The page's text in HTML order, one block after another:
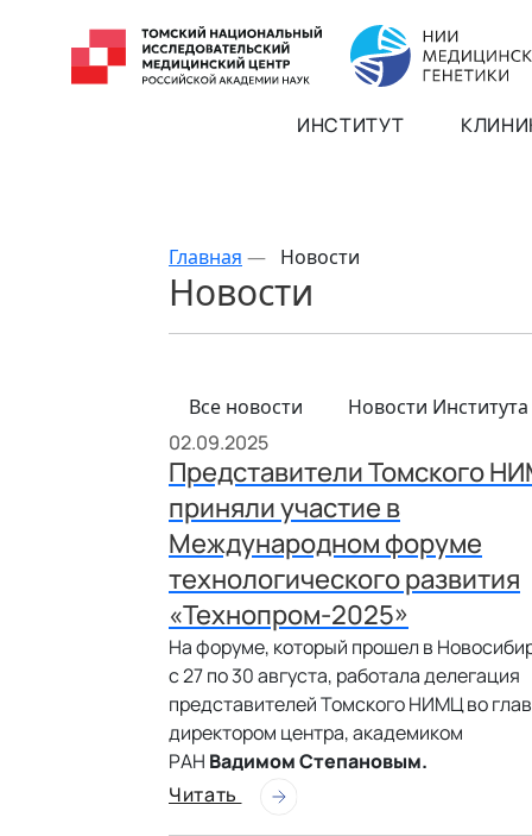
ИНСТИТУТ
Главная — Новости
Новости
Все новости
Новости Института
02.09.2025
Представители Томского
приняли участие в
Международном форуме
технологического развития
«Технопром-2025»
На форуме, который прошел в
с 27 по 30 августа, работала делегация
представителей Томского НИМЦ во
директором центра, академиком
РАН Вадимом Степановым.
Читать